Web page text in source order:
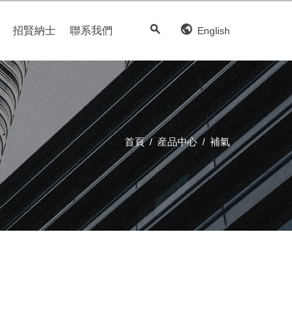
English
招賢納士 聯系我們
首頁 / 産品中心 / 補氣